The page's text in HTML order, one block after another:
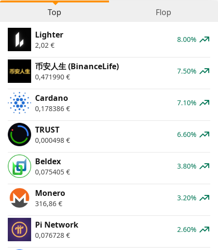
Top Flop
Lighter
2,02 €
8.00%
币安人生 (BinanceLife)
0,471990 €
7.50%
Cardano
0,178386 €
7.10%
TRUST
0,000498 €
6.60%
Beldex
0,075405 €
3.80%
Monero
316,86 €
3.20%
Pi Network
0,076728 €
2.60%